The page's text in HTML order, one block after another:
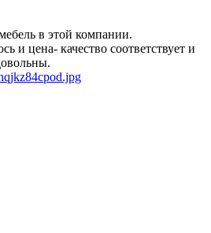
в этой компании.
и цена- качество соответствует и